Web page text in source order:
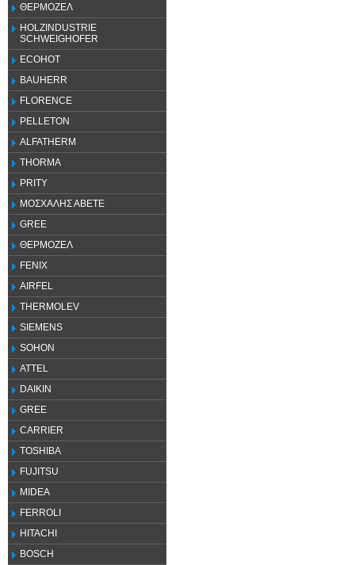
ΘΕΡΜΟΖΕΛ
HOLZINDUSTRIE
SCHWEIGHOFER
ECOHOT
BAUHERR
FLORENCE
PELLETON
ALFATHERM
THORMA
PRITY
ΜΟΣΧΑΛΗΣ ΑΒΕΤΕ
GREE
ΘΕΡΜΟΖΕΛ
FENIX
AIRFEL
THERMOLEV
SIEMENS
SOHON
ATTEL
DAIKIN
GREE
CARRIER
TOSHIBA
FUJITSU
MIDEA
FERROLI
HITACHI
BOSCH